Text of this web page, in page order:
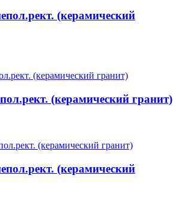
(керамический
(керамический гранит)
(керамический